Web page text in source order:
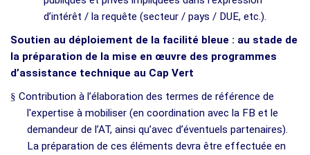
d’intérêt / la requête (secteur / pays / DUE, etc.).
Soutien au déploiement de la facilité bleue : au stade de
la préparation de la mise en œuvre des programmes
d’assistance technique au Cap Vert
§ Contribution à l’élaboration des termes de référence de
l'expertise à mobiliser (en coordination avec la FB et le
demandeur de l’AT, ainsi qu’avec d’éventuels partenaires).
La préparation de ces éléments devra être effectuée en